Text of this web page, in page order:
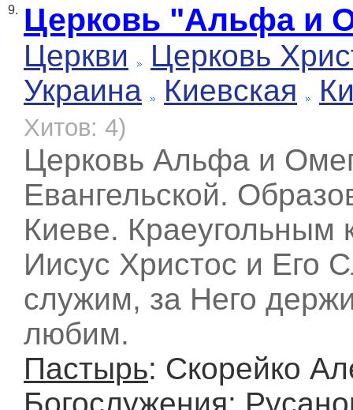
9. Церковь "Альфа и
Церкви
Церковь
Украина
Киевская
Хитов: 4)
Церковь Альфа и
Евангельской.
Киеве. Краеугольным
Иисус Христос и
служим, за Него
любим.
Пастырь: Скорейко